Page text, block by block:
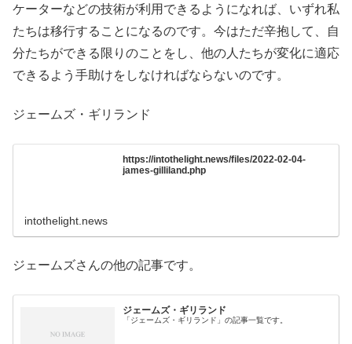
ケーターなどの技術が利用できるようになれば、いずれ私
たちは移行することになるのです。今はただ辛抱して、自
分たちができる限りのことをし、他の人たちが変化に適応
できるよう手助けをしなければならないのです。
ジェームズ・ギリランド
https://intothelight.news/files/2022-02-04-
james-gilliland.php
intothelight.news
ジェームズさんの他の記事です。
ジェームズ・ギリランド
「ジェームズ・ギリランド」の記事一覧です。